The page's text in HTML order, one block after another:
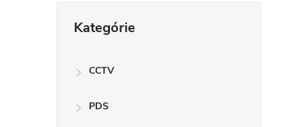
kategórie
Kategórie
CCTV
PDS